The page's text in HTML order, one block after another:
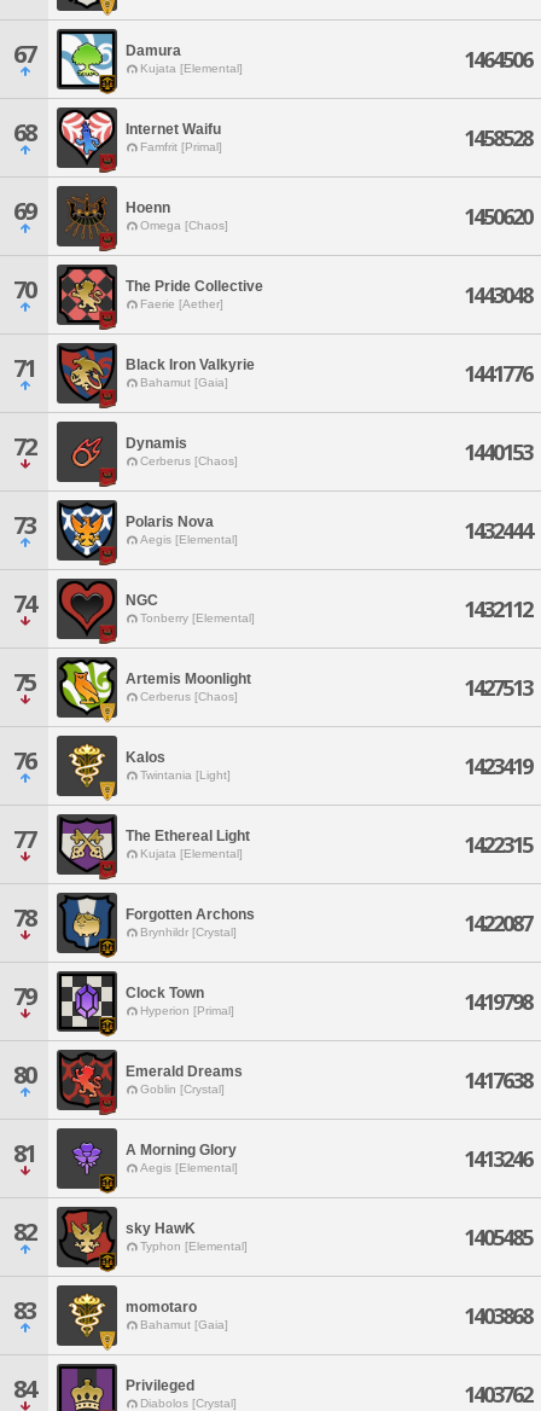
67 Damura
Kujata [Elemental] 1464506
68 Internet Waifu
Famfrit [Primal] 1458528
69 Hoenn
Omega [Chaos] 1450620
70 The Pride Collective
Faerie [Aether] 1443048
71 Black Iron Valkyrie
Bahamut [Gaia] 1441776
72 Dynamis
Cerberus [Chaos] 1440153
73 Polaris Nova
Aegis [Elemental] 1432444
74 NGC
Tonberry [Elemental] 1432112
75 Artemis Moonlight
Cerberus [Chaos] 1427513
76 Kalos
Twintania [Light] 1423419
77 The Ethereal Light
Kujata [Elemental] 1422315
78 Forgotten Archons
Brynhildr [Crystal] 1422087
79 Clock Town
Hyperion [Primal] 1419798
80 Emerald Dreams
Goblin [Crystal] 1417638
81 A Morning Glory
Aegis [Elemental] 1413246
82 sky HawK
Typhon [Elemental] 1405485
83 momotaro
Bahamut [Gaia] 1403868
84 Privileged
Diabolos [Crystal] 1403762